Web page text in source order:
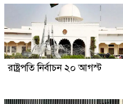
রাষ্ট্রপতি নির্বাচন ২০ আগস্ট